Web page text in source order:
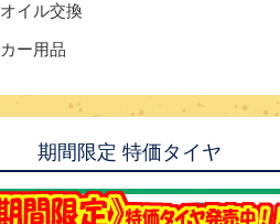
オイル交換
カー用品
期間限定 特価タイヤ